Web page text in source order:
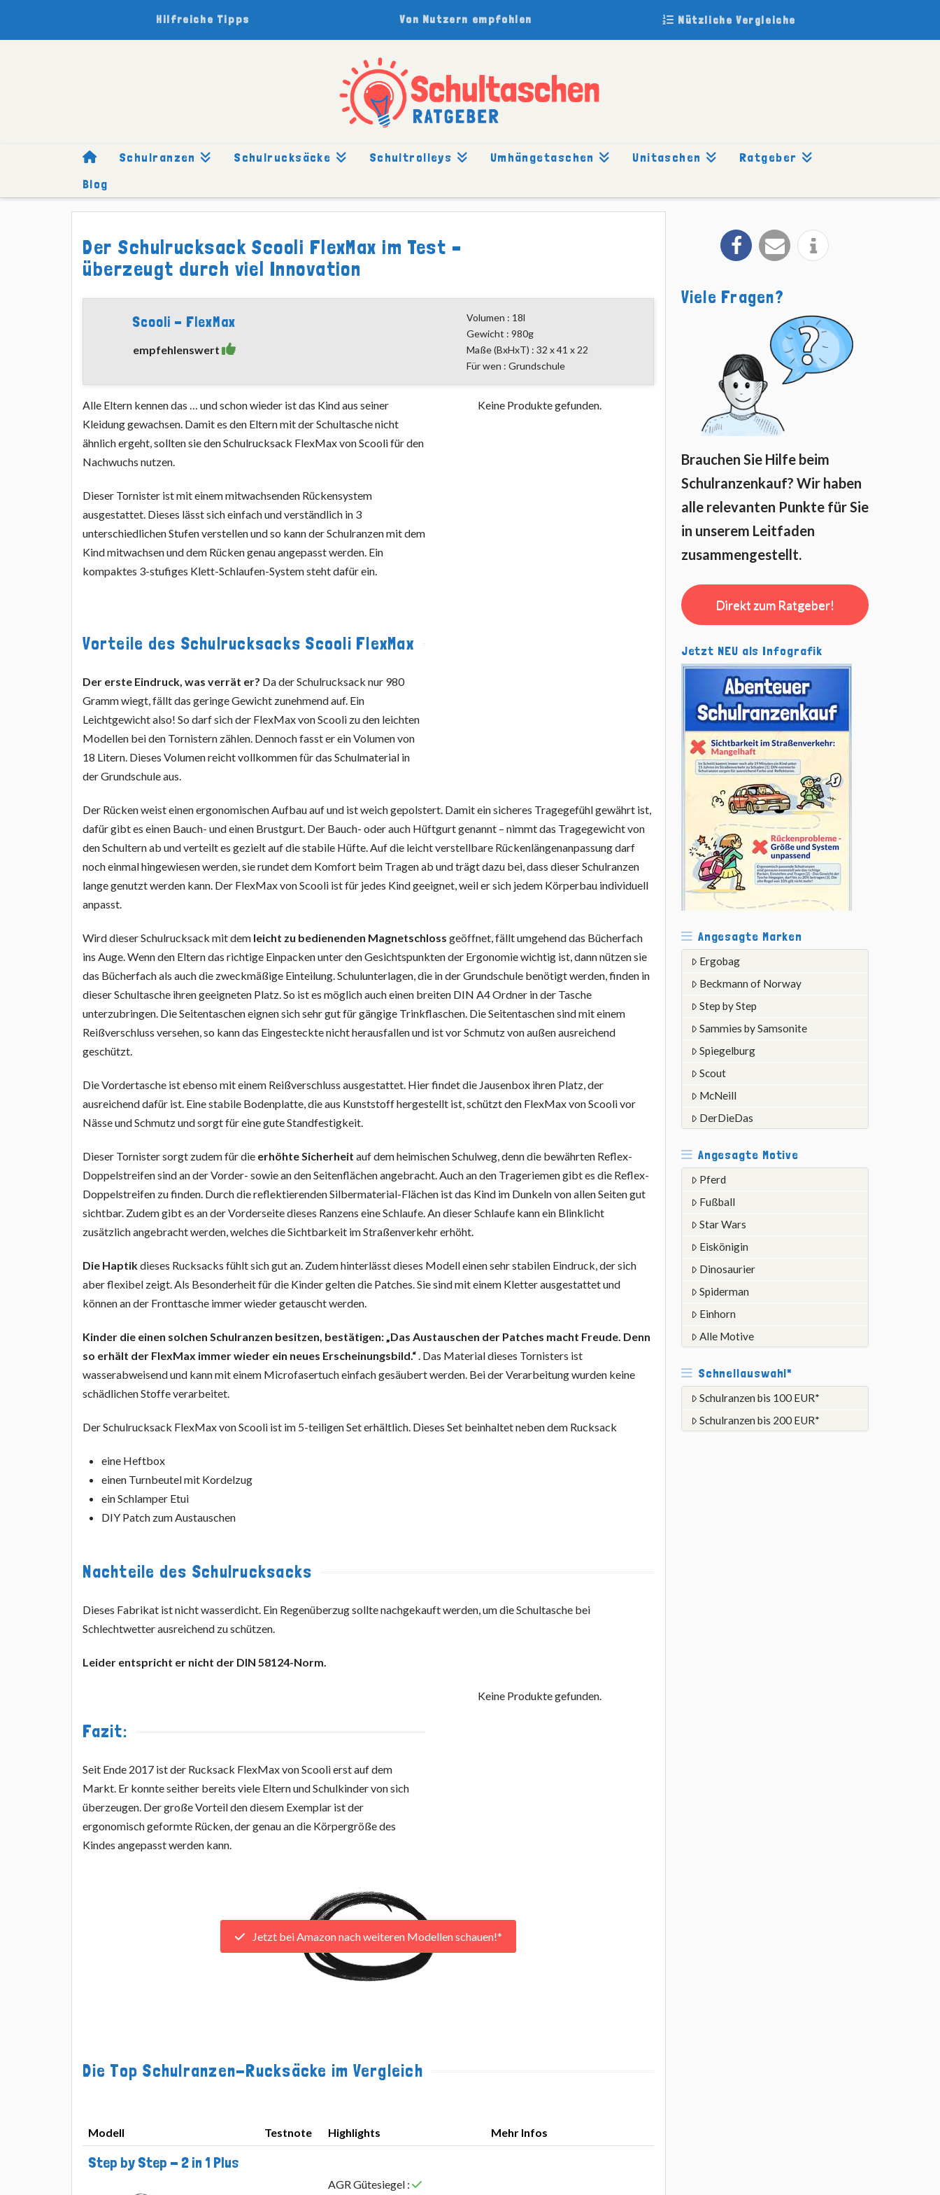
Hilfreiche Tipps Von Nutzern empfohlen Nützliche Vergleiche
Schulranzen Schulrucksäcke Schultrolleys Umhängetaschen Unitaschen
Ratgeber
Blog
HOMESCHULRANZEN
Der Schulrucksack Scooli FlexMax im Test –
überzeugt durch viel Innovation
Scooli - FlexMax
empfehlenswert
Volumen : 18l
Gewicht : 980g
Maße (BxHxT) : 32 x 41 x 22
Für wen : Grundschule
Alle Eltern kennen das … und schon wieder ist das Kind aus seiner
Kleidung gewachsen. Damit es den Eltern mit der Schultasche nicht
ähnlich ergeht, sollten sie den Schulrucksack FlexMax von Scooli für den
Nachwuchs nutzen.
Dieser Tornister ist mit einem mitwachsenden Rückensystem
ausgestattet. Dieses lässt sich einfach und verständlich in 3
unterschiedlichen Stufen verstellen und so kann der Schulranzen mit dem
Kind mitwachsen und dem Rücken genau angepasst werden. Ein
kompaktes 3-stufiges Klett-Schlaufen-System steht dafür ein.
Vorteile des Schulrucksacks Scooli FlexMax
Der erste Eindruck, was verrät er? Da der Schulrucksack nur 980
Gramm wiegt, fällt das geringe Gewicht zunehmend auf. Ein
Leichtgewicht also! So darf sich der FlexMax von Scooli zu den leichten
Modellen bei den Tornistern zählen. Dennoch fasst er ein Volumen von
18 Litern. Dieses Volumen reicht vollkommen für das Schulmaterial in
der Grundschule aus.
Keine Produkte gefunden.
Der Rücken weist einen ergonomischen Aufbau auf und ist weich gepolstert. Damit ein sicheres Tragegefühl gewährt ist,
dafür gibt es einen Bauch- und einen Brustgurt. Der Bauch- oder auch Hüftgurt genannt – nimmt das Tragegewicht von
den Schultern ab und verteilt es gezielt auf die stabile Hüfte. Auf die leicht verstellbare Rückenlängenanpassung darf
noch einmal hingewiesen werden, sie rundet dem Komfort beim Tragen ab und trägt dazu bei, dass dieser Schulranzen
lange genutzt werden kann. Der FlexMax von Scooli ist für jedes Kind geeignet, weil er sich jedem Körperbau individuell
anpasst.
Wird dieser Schulrucksack mit dem leicht zu bedienenden Magnetschloss geöffnet, fällt umgehend das Bücherfach
ins Auge. Wenn den Eltern das richtige Einpacken unter den Gesichtspunkten der Ergonomie wichtig ist, dann nützen sie
das Bücherfach als auch die zweckmäßige Einteilung. Schulunterlagen, die in der Grundschule benötigt werden, finden in
dieser Schultasche ihren geeigneten Platz. So ist es möglich auch einen breiten DIN A4 Ordner in der Tasche
unterzubringen. Die Seitentaschen eignen sich sehr gut für gängige Trinkflaschen. Die Seitentaschen sind mit einem
Reißverschluss versehen, so kann das Eingesteckte nicht herausfallen und ist vor Schmutz von außen ausreichend
geschützt.
Die Vordertasche ist ebenso mit einem Reißverschluss ausgestattet. Hier findet die Jausenbox ihren Platz, der
ausreichend dafür ist. Eine stabile Bodenplatte, die aus Kunststoff hergestellt ist, schützt den FlexMax von Scooli vor
Nässe und Schmutz und sorgt für eine gute Standfestigkeit.
Dieser Tornister sorgt zudem für die erhöhte Sicherheit auf dem heimischen Schulweg, denn die bewährten Reflex-
Doppelstreifen sind an der Vorder- sowie an den Seitenflächen angebracht. Auch an den Trageriemen gibt es die Reflex-
Doppelstreifen zu finden. Durch die reflektierenden Silbermaterial-Flächen ist das Kind im Dunkeln von allen Seiten gut
sichtbar. Zudem gibt es an der Vorderseite dieses Ranzens eine Schlaufe. An dieser Schlaufe kann ein Blinklicht
zusätzlich angebracht werden, welches die Sichtbarkeit im Straßenverkehr erhöht.
Die Haptikdieses Rucksacks fühlt sich gut an. Zudem hinterlässt dieses Modell einen sehr stabilen Eindruck, der sich
aber flexibel zeigt. Als Besonderheit für die Kinder gelten die Patches. Sie sind mit einem Kletter ausgestattet und
können an der Fronttasche immer wieder getauscht werden.
Kinder die einen solchen Schulranzen besitzen, bestätigen: „Das Austauschen der Patches macht Freude. Denn
so erhält der FlexMax immer wieder ein neues Erscheinungsbild.“. Das Material dieses Tornisters ist
wasserabweisend und kann mit einem Microfasertuch einfach gesäubert werden. Bei der Verarbeitung wurden keine
schädlichen Stoffe verarbeitet.
Der Schulrucksack FlexMax von Scooli ist im 5-teiligen Set erhältlich. Dieses Set beinhaltet neben dem Rucksack
eine Heftbox
einen Turnbeutel mit Kordelzug
ein Schlamper Etui
DIY Patch zum Austauschen
Nachteile des Schulrucksacks
Dieses Fabrikat ist nicht wasserdicht. Ein Regenüberzug sollte nachgekauft werden, um die Schultasche bei
Schlechtwetter ausreichend zu schützen.
Leider entspricht er nicht der DIN 58124-Norm.
Fazit:
Seit Ende 2017 ist der Rucksack FlexMax von Scooli erst auf dem
Markt. Er konnte seither bereits viele Eltern und Schulkinder von sich
überzeugen. Der große Vorteil den diesem Exemplar ist der
ergonomisch geformte Rücken, der genau an die Körpergröße des
Kindes angepasst werden kann.
Keine Produkte gefunden.
Jetzt bei Amazon nach weiteren Modellen schauen!*
Die Top Schulranzen-Rucksäcke im Vergleich
Modell Testnote Highlights
Mehr Infos
Step by Step - 2 in 1 Plus
AGR Gütesiegel :
Viele Fragen?
Brauchen Sie Hilfe beim
Schulranzenkauf? Wir haben
alle relevanten Punkte für Sie
in unserem Leitfaden
zusammengestellt.
Direkt zum Ratgeber!
Jetzt NEU als Infografik
Angesagte Marken
Ergobag
Beckmann of Norway
Step by Step
Sammies by Samsonite
Spiegelburg
Scout
McNeill
DerDieDas
Angesagte Motive
Pferd
Fußball
Star Wars
Eiskönigin
Dinosaurier
Spiderman
Einhorn
Alle Motive
Schnellauswahl*
Schulranzen bis 100 EUR*
Schulranzen bis 200 EUR*